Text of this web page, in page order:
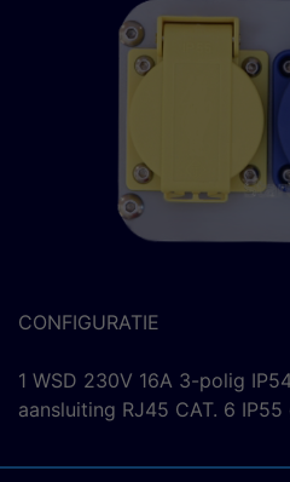
CONFIGURATIE
1 WSD 230V 16A 3-polig
aansluiting RJ45 CAT. 6 IP55